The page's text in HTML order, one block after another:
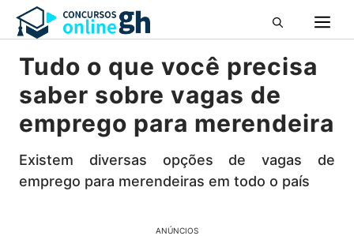
Pular
para
conteúdo
Tudo o que você precisa
saber sobre vagas de
emprego para merendeira
Existem diversas opções de vagas de
emprego para merendeiras em todo o país
ANÚNCIOS